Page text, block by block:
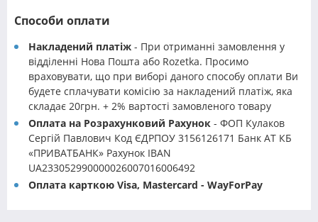
Способи оплати
Накладений платіж - При отриманні замовлення у
відділенні Нова Пошта або Rozetka. Просимо
враховувати, що при виборі даного способу оплати Ви
будете сплачувати комісію за накладений платіж, яка
складає 20грн. + 2% вартості замовленого товару
Оплата на Розрахунковий Рахунок - ФОП Кулаков
Сергій Павлович Код ЄДРПОУ 3156126171 Банк АТ КБ
«ПРИВАТБАНК» Рахунок IBAN
UA233052990000026007016006492
Оплата карткою Visa, Mastercard - WayForPay